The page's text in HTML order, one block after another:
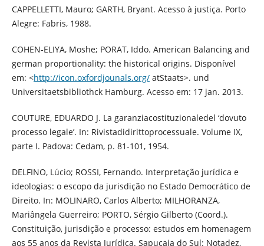
CAPPELLETTI, Mauro; GARTH, Bryant. Acesso à justiça. Porto
Alegre: Fabris, 1988.
COHEN-ELIYA, Moshe; PORAT, Iddo. American Balancing and
german proportionality: the historical origins. Disponível
em: <http://icon.oxfordjounals.org/atStaats>. und
Universitaetsbibliothck Hamburg. Acesso em: 17 jan. 2013.
COUTURE, EDUARDO J. La garanziacostituzionaledel ‘dovuto
processo legale’. In: Rivistadidirittoprocessuale. Volume IX,
parte I. Padova: Cedam, p. 81-101, 1954.
DELFINO, Lúcio; ROSSI, Fernando. Interpretação jurídica e
ideologias: o escopo da jurisdição no Estado Democrático de
Direito. In: MOLINARO, Carlos Alberto; MILHORANZA,
Mariângela Guerreiro; PORTO, Sérgio Gilberto (Coord.).
Constituição, jurisdição e processo: estudos em homenagem
aos 55 anos da Revista Jurídica. Sapucaia do Sul: Notadez,